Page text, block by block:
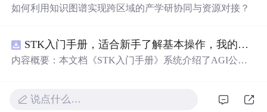
精度预测模型。为进一步提升预测的稳健性与可靠性，研
计能力。该技术是机器学习与新能源领域深度融合的典型
应用，旨在提高风电并网的稳定性与电网调度的科学性。;
适合人群：具备Python编程基础，熟悉主流深度学习框架
事新能源发电预测、电力系统调度、智能电网优化等相关
工作的技术人员。; 使用场景及目标：①应用于风电场实际
如何利用知识图谱实现跨区域的产学研协同与资源对接？
STK入门手册，适合新手了解基本操作，我的主页还有进阶教程
内容概要：本文档《STK入门手册》系统介绍了AGI公司
星、航天器、设施、传感器等）的创建与属性定义，以及
说点什么…